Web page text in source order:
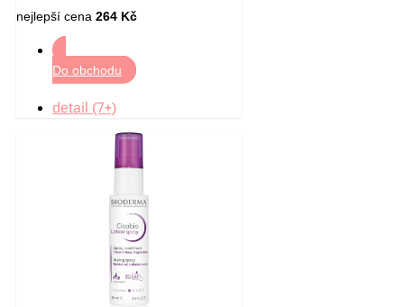
nejlepší cena 264 Kč
Do obchodu
detail (7+)